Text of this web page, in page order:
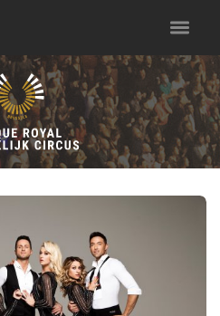
Toggle
navigation